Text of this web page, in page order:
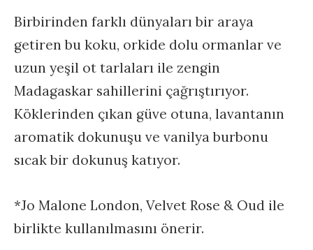
Birbirinden farklı dünyaları bir araya
getiren bu koku, orkide dolu ormanlar ve
uzun yeşil ot tarlaları ile zengin
Madagaskar sahillerini çağrıştırıyor.
Köklerinden çıkan güve otuna, lavantanın
aromatik dokunuşu ve vanilya burbonu
sıcak bir dokunuş katıyor.
*Jo Malone London, Velvet Rose & Oud ile
birlikte kullanılmasını önerir.